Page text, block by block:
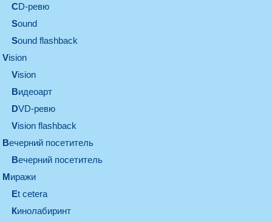
CD-ревю
sound
Sound flashback
vision
vision
видеоарт
DVD-ревю
Vision flashback
вечерний посетитель
вечерний посетитель
миражи
et cetera
кинолабиринт